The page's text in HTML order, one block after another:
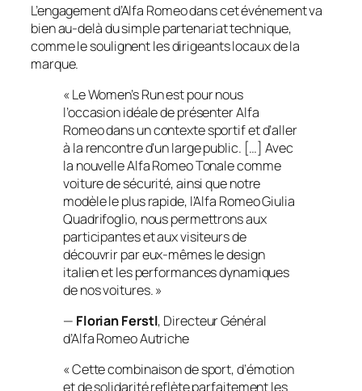
L’engagement d’Alfa Romeo dans cet événement va
bien au-delà du simple partenariat technique,
comme le soulignent les dirigeants locaux de la
marque.
« Le Women’s Run est pour nous
l’occasion idéale de présenter Alfa
Romeo dans un contexte sportif et d’aller
à la rencontre d’un large public. […] Avec
la nouvelle Alfa Romeo Tonale comme
voiture de sécurité, ainsi que notre
modèle le plus rapide, l’Alfa Romeo Giulia
Quadrifoglio, nous permettrons aux
participantes et aux visiteurs de
découvrir par eux-mêmes le design
italien et les performances dynamiques
de nos voitures. »
— Florian Ferstl, Directeur Général
d’Alfa Romeo Autriche
« Cette combinaison de sport, d’émotion
et de solidarité reflète parfaitement les